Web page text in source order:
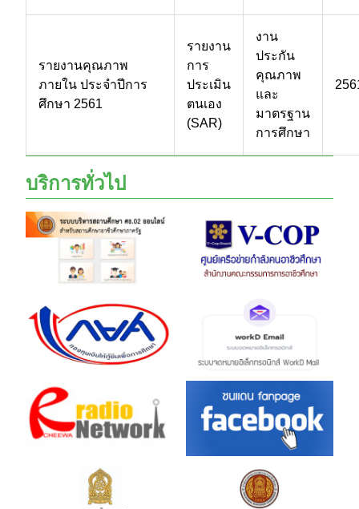
รายงานคุณภาพ
ภายใน ประจำปีการ
ศึกษา 2561
รายงาน
การ
ประเมิน
ตนเอง
(SAR)
งาน
ประกัน
คุณภาพ
และ
มาตรฐาน
การศึกษา
บริการทั่วไป